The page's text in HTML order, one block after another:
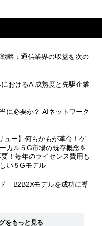
略：通信業界の収益を次の
おけるAI成熟度と先駆企業
に必要か？ AIネットワーク
ュー】何もかもが革命！ゲ
カル５G市場の既存概念を
！毎年のライセンス費用も
い５Gモデル
B2B2Xモデルを成功に導
をもっと見る